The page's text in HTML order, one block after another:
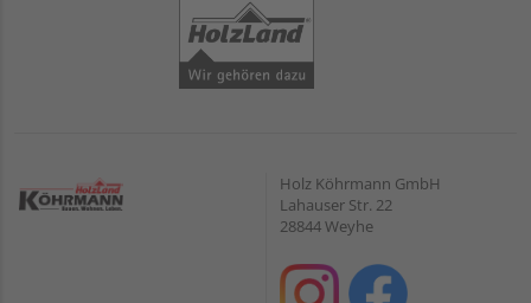
Holz Köhrmann GmbH
Lahauser Str. 22
28844 Weyhe